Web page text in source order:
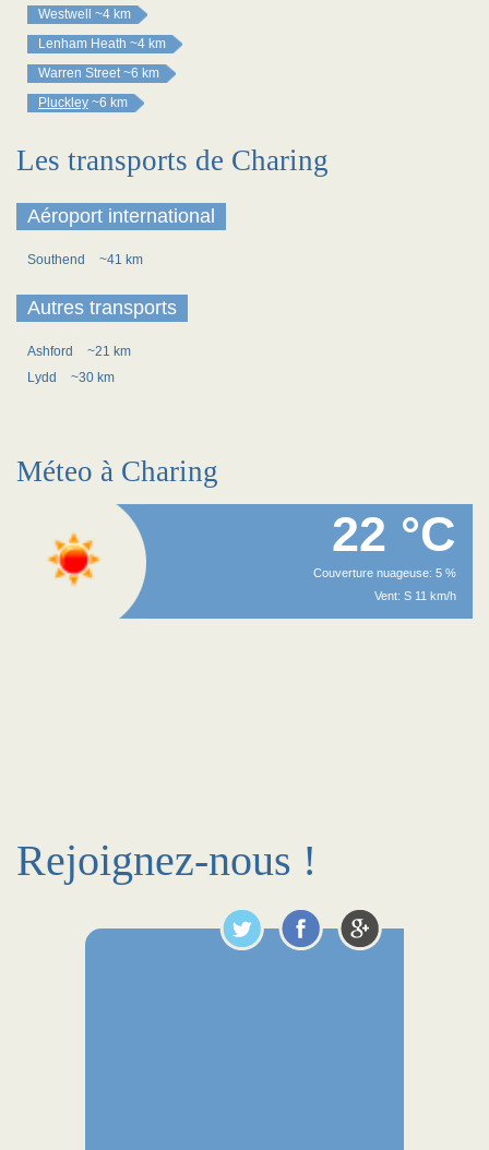
Westwell
~4 km
Lenham Heath ~4 km
Warren Street ~6 km
Pluckley ~6 km
Les transports de Charing
Aéroport international
Southend ~41 km
Autres transports
Ashford
~21 km
Lydd
~30 km
Méteo à Charing
22 °C
Couverture nuageuse: 5 %
Vent: S 11 km/h
Rejoignez-nous !